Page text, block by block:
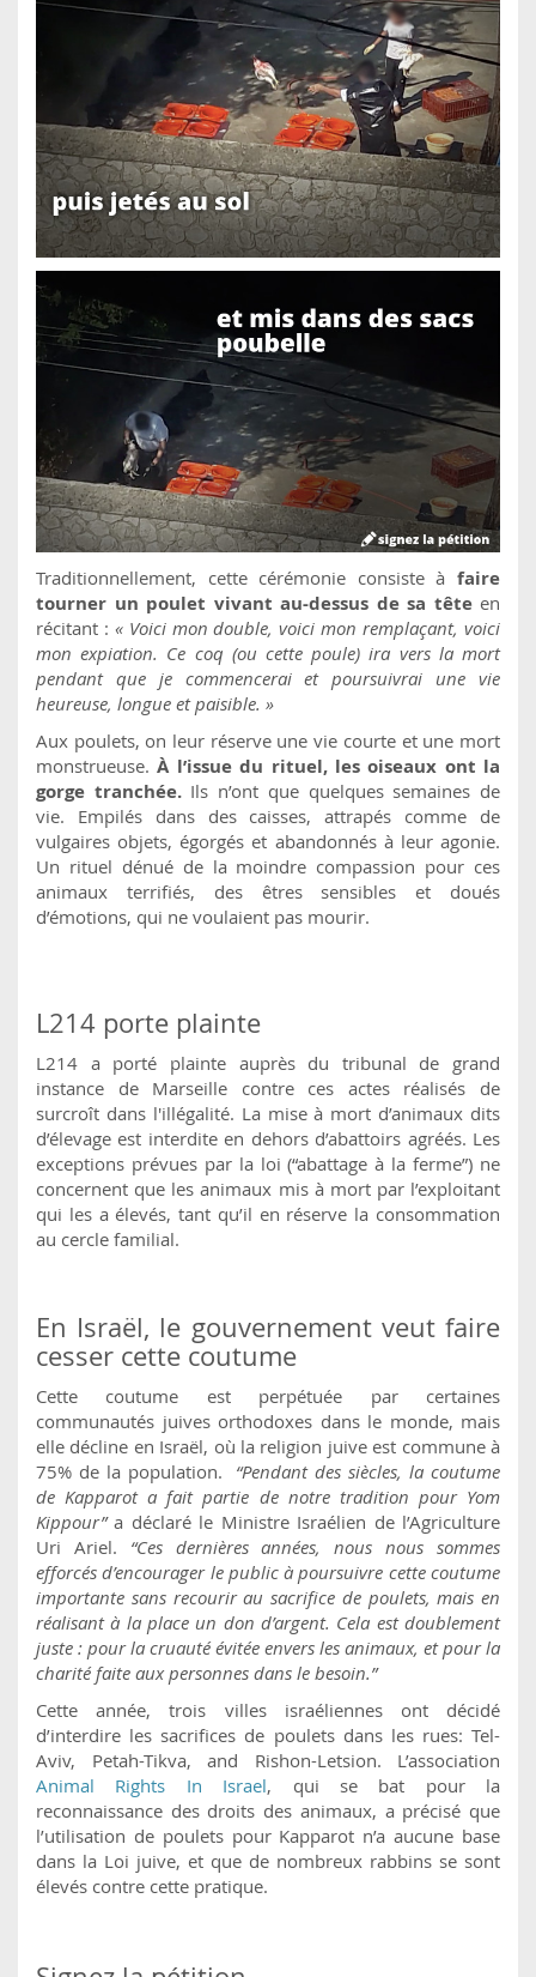
Traditionnellement, cette cérémonie consiste à faire
tourner un poulet vivant au-dessus de sa têteen
récitant : « Voici mon double, voici mon remplaçant, voici
mon expiation. Ce coq (ou cette poule) ira vers la mort
pendant que je commencerai et poursuivrai une vie
heureuse, longue et paisible. »
Aux poulets, on leur réserve une vie courte et une mort
monstrueuse.À l’issue du rituel, les oiseaux ont la
gorge tranchée.Ils n’ont que quelques semaines de
vie. Empilés dans des caisses, attrapés comme de
vulgaires objets, égorgés et abandonnés à leur agonie.
Un rituel dénué de la moindre compassion pour ces
animaux terrifiés, des êtres sensibles et doués
d’émotions, qui ne voulaient pas mourir.
L214 porte plainte
L214 a porté plainte auprès du tribunal de grand
instance de Marseille contre ces actes réalisés de
surcroît dans l'illégalité. La mise à mort d’animaux dits
d’élevage est interdite en dehors d’abattoirs agréés. Les
exceptions prévues par la loi (“abattage à la ferme”) ne
concernent que les animaux mis à mort par l’exploitant
qui les a élevés, tant qu’il en réserve la consommation
au cercle familial.
En Israël, le gouvernement veut faire
cesser cette coutume
Cette coutume est perpétuée par certaines
communautés juives orthodoxes dans le monde, mais
elle décline en Israël, où la religion juive est commune à
75% de la population. “Pendant des siècles, la coutume
de Kapparot a fait partie de notre tradition pour Yom
Kippour”a déclaré le Ministre Israélien de l’Agriculture
Uri Ariel. “Ces dernières années, nous nous sommes
efforcés d’encourager le public à poursuivre cette coutume
importante sans recourir au sacrifice de poulets, mais en
réalisant à la place un don d’argent. Cela est doublement
juste : pour la cruauté évitée envers les animaux, et pour la
charité faite aux personnes dans le besoin.”
Cette année, trois villes israéliennes ont décidé
d’interdire les sacrifices de poulets dans les rues: Tel-
Aviv, Petah-Tikva, and Rishon-Letsion. L’association
Animal Rights In Israel, qui se bat pour la
reconnaissance des droits des animaux, a précisé que
l’utilisation de poulets pour Kapparot n’a aucune base
dans la Loi juive, et que de nombreux rabbins se sont
élevés contre cette pratique.